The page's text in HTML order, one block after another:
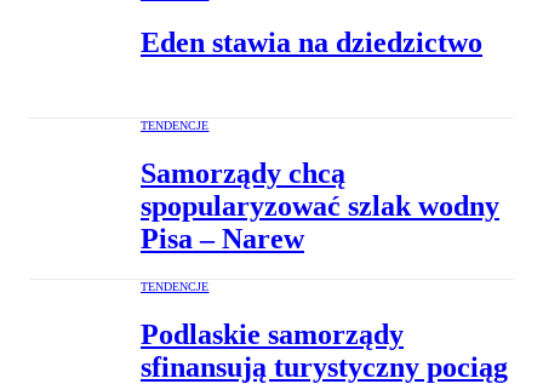
Eden stawia na dziedzictwo
TENDENCJE
Samorządy chcą
spopularyzować szlak wodny
Pisa – Narew
TENDENCJE
Podlaskie samorządy
sfinansują turystyczny pociąg